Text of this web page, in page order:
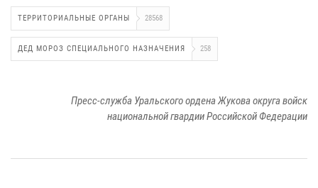
ТЕРРИТОРИАЛЬНЫЕ ОРГАНЫ 28568
ДЕД МОРОЗ СПЕЦИАЛЬНОГО НАЗНАЧЕНИЯ 258
Пресс-служба Уральского ордена Жукова округа войск
национальной гвардии Российской Федерации